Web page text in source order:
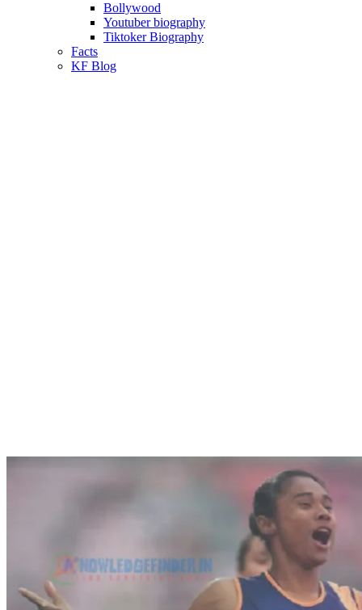
Bollywood
Youtuber biography
Tiktoker Biography
Facts
KF Blog